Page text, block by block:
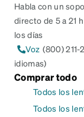
Habla con un
directo de 5 a 21
los días
Voz (800) 211-
idiomas)
Comprar todo
Todos los
Todos los